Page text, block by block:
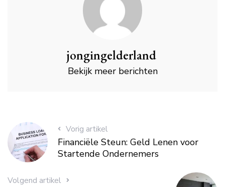
jongingelderland
Bekijk meer berichten
Vorig artikel
Financiële Steun: Geld Lenen voor
Startende Ondernemers
Volgend artikel